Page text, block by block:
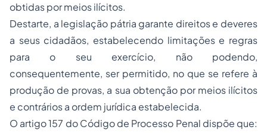
obtidas por meios ilícitos.
Destarte, a legislação pátria garante direitos e deveres
a seus cidadãos, estabelecendo limitações e regras
para o seu exercício, não podendo,
consequentemente, ser permitido, no que se refere à
produção de provas, a sua obtenção por meios ilícitos
e contrários a ordem jurídica estabelecida.
O artigo 157 do Código de Processo Penal dispõe que: